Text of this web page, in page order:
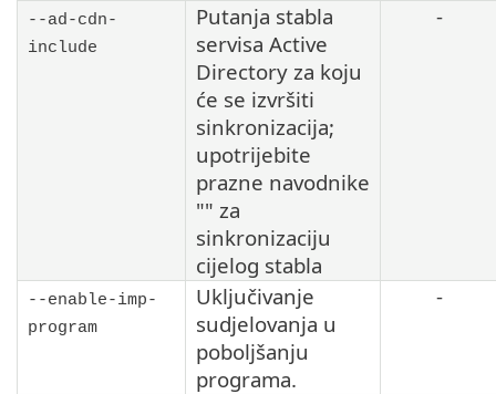
--ad-cdn-
include
Putanja stabla
servisa Active
Directory za koju
će se izvršiti
sinkronizacija;
upotrijebite
prazne navodnike
"" za
sinkronizaciju
cijelog stabla
-
--enable-imp-
program
Uključivanje
sudjelovanja u
poboljšanju
programa.
-